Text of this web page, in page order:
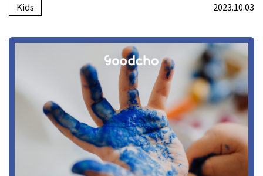
Kids 2023.10.03